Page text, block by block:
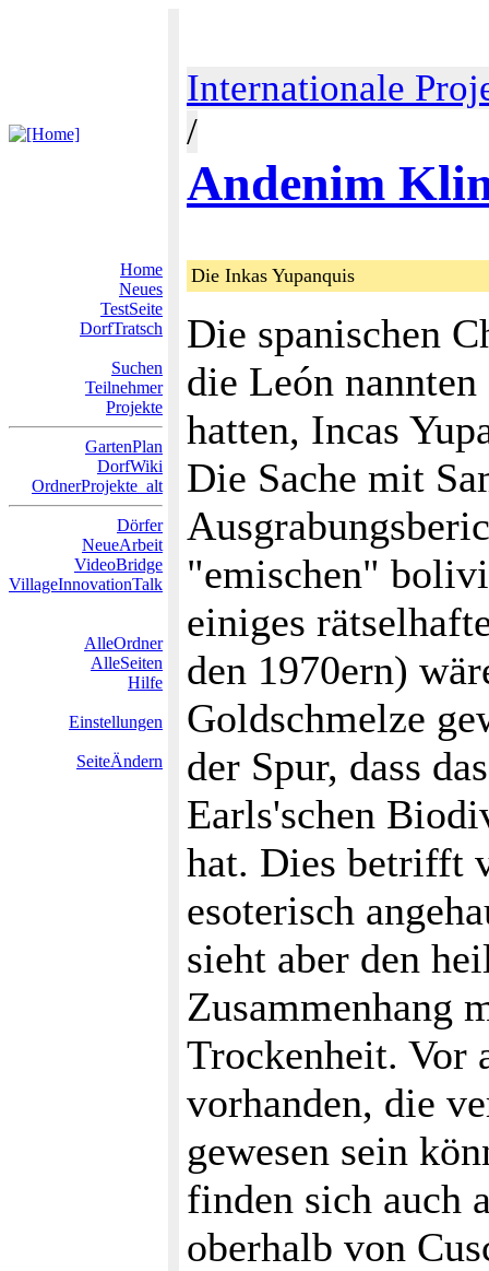
Internationale
/
Andenim
Home
Neues
TestSeite
DorfTratsch
Suchen
Teilnehmer
Projekte
GartenPlan
DorfWiki
OrdnerProjekte_alt
Dörfer
NeueArbeit
VideoBridge
VillageInnovationTalk
AlleOrdner
AlleSeiten
Hilfe
Einstellungen
SeiteÄndern
Die Inkas Yupanquis
Die spanischen
die León
hatten, Incas
Die Sache mit
"emischen"
einiges
den 1970ern)
Goldschmelze
der Spur, dass
Earls'schen
hat. Dies betrifft
esoterisch
sieht aber den
Zusammenhang
Trockenheit. Vor
vorhanden, die
gewesen sein
finden sich auch
oberhalb von